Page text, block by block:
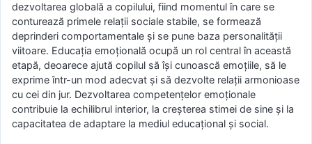
dezvoltarea globală a copilului, fiind momentul în care se
conturează primele relații sociale stabile, se formează
deprinderi comportamentale și se pune baza personalității
viitoare. Educația emoțională ocupă un rol central în această
etapă, deoarece ajută copilul să își cunoască emoțiile, să le
exprime într-un mod adecvat și să dezvolte relații armonioase
cu cei din jur. Dezvoltarea competențelor emoționale
contribuie la echilibrul interior, la creșterea stimei de sine și la
capacitatea de adaptare la mediul educațional și social.